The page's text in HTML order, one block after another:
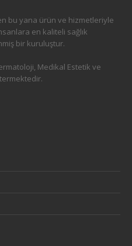
bu yana ürün ve hizmetleriyle
en kaliteli sağlık
bir kuruluştur.
Medikal Estetik ve